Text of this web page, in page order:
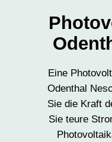
Eine
Odenthal
Sie die Kraft
Sie teure